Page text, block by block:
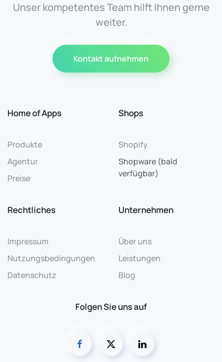
Unser kompetentes Team hilft Ihnen gerne
weiter.
Kontakt aufnehmen
Home of Apps
Produkte
Agentur
Preise
Shops
Shopify
Shopware (bald
verfügbar)
Rechtliches
Impressum
Nutzungsbedingungen
Datenschutz
Unternehmen
Über uns
Leistungen
Blog
Folgen Sie uns auf